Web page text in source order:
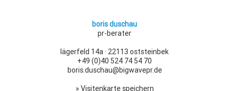
boris duschau
pr-berater
lägerfeld 14a · 22113 oststeinbek
+49 (0)40 524 74 54 70
boris.duschau@bigwavepr.de
» Visitenkarte speichern